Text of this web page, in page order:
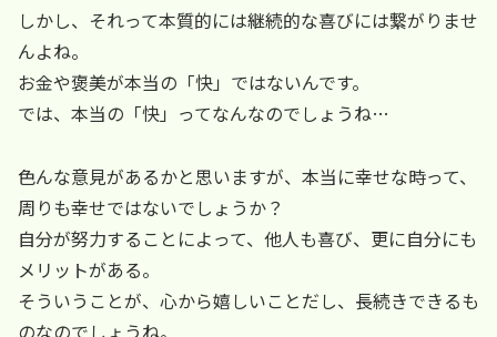
しかし、それって本質的には継続的な喜びには繋がりませ
んよね。
お金や褒美が本当の「快」ではないんです。
では、本当の「快」ってなんなのでしょうね…
色んな意見があるかと思いますが、本当に幸せな時って、
周りも幸せではないでしょうか？
自分が努力することによって、他人も喜び、更に自分にも
メリットがある。
そういうことが、心から嬉しいことだし、長続きできるも
のなのでしょうね。